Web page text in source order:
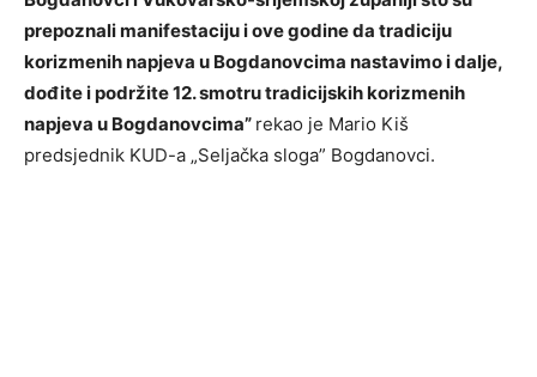
prepoznali manifestaciju i ove godine da tradiciju
korizmenih napjeva u Bogdanovcima nastavimo i dalje,
dođite i podržite 12. smotru tradicijskih korizmenih
napjeva u Bogdanovcima” rekao je Mario Kiš
predsjednik KUD-a „Seljačka sloga” Bogdanovci.